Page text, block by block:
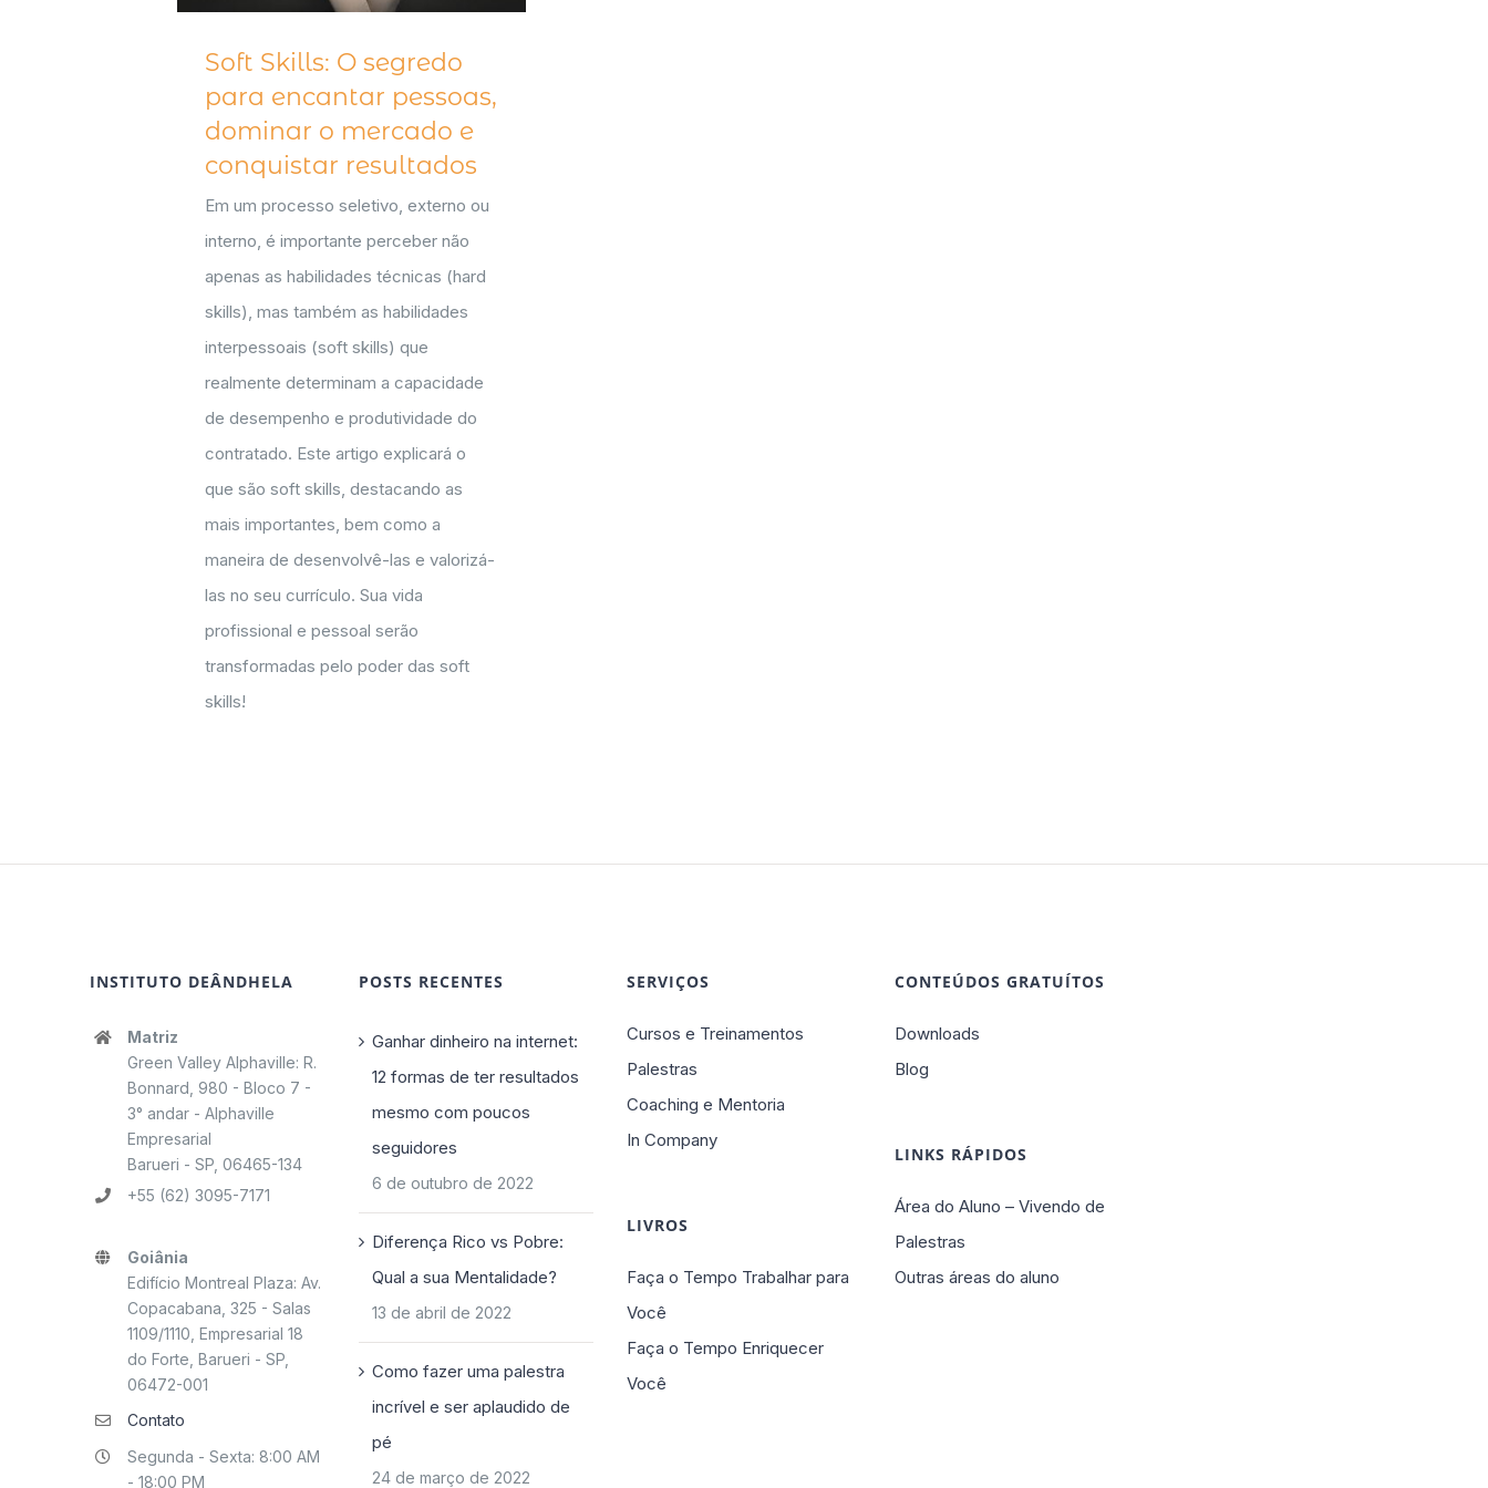
Soft Skills: O segredo
para encantar pessoas,
dominar o mercado e
conquistar resultados
Em um processo seletivo, externo ou
interno, é importante perceber não
apenas as habilidades técnicas (hard
skills), mas também as habilidades
interpessoais (soft skills) que
realmente determinam a capacidade
de desempenho e produtividade do
contratado. Este artigo explicará o
que são soft skills, destacando as
mais importantes, bem como a
maneira de desenvolvê-las e valorizá-
las no seu currículo. Sua vida
profissional e pessoal serão
transformadas pelo poder das soft
skills!
INSTITUTO DEÂNDHELA
Matriz
Green Valley Alphaville: R.
Bonnard, 980 - Bloco 7 -
3° andar - Alphaville
Empresarial
Barueri - SP, 06465-134
+55 (62) 3095-7171
Goiânia
Edifício Montreal Plaza: Av.
Copacabana, 325 - Salas
1109/1110, Empresarial 18
do Forte, Barueri - SP,
06472-001
Contato
Segunda - Sexta: 8:00 AM
- 18:00 PM
POSTS RECENTES
Ganhar dinheiro na internet:
12 formas de ter resultados
mesmo com poucos
seguidores
6 de outubro de 2022
Diferença Rico vs Pobre:
Qual a sua Mentalidade?
13 de abril de 2022
Como fazer uma palestra
incrível e ser aplaudido de
pé
24 de março de 2022
SERVIÇOS
Cursos e Treinamentos
Palestras
Coaching e Mentoria
In Company
LIVROS
Faça o Tempo Trabalhar para
Você
Faça o Tempo Enriquecer
Você
CONTEÚDOS GRATUÍTOS
Downloads
Blog
LINKS RÁPIDOS
Área do Aluno – Vivendo de
Palestras
Outras áreas do aluno